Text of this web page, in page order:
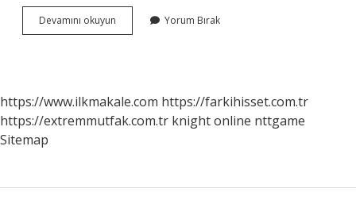
Devamını okuyun
Büyüsü
Yorum Bırak
https://www.ilkmakale.com https://farkihisset.com.tr
https://extremmutfak.com.tr knight online nttgame
Sitemap